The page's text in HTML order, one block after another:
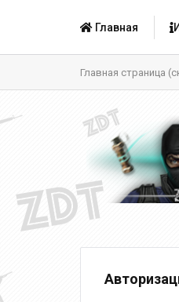
Главная
Главная страница